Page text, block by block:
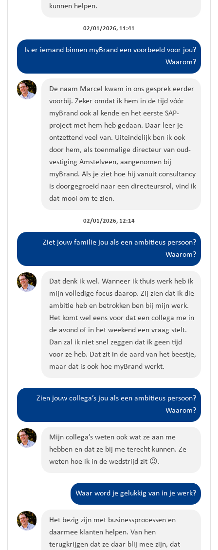
kunnen helpen.
02/01/2026, 11:41
Is er iemand binnen myBrand een voorbeeld voor jou?
Waarom?
De naam Marcel kwam in ons gesprek eerder
voorbij. Zeker omdat ik hem in de tijd vóór
myBrand ook al kende en het eerste SAP-
project met hem heb gedaan. Daar leer je
ontzettend veel van. Uiteindelijk ben ik ook
door hem, als toenmalige directeur van oud-
vestiging Amstelveen, aangenomen bij
myBrand. Als je ziet hoe hij vanuit consultancy
is doorgegroeid naar een directeursrol , vind ik
dat mooi om te zien.
02/01/2026, 12:14
Ziet jouw familie jou als een ambitieus persoon?
Waarom?
Dat denk ik wel. Wanneer ik thuis werk heb ik
mijn volledige focus daarop. Zij zien dat ik die
ambitie heb en betrokken ben bij mijn werk.
Het komt wel eens voor dat een collega me in
de avond of in het weekend een vraag stelt.
Dan zal ik niet snel zeggen dat ik geen tijd
voor ze heb. Dat zit in de aard van het beestje,
maar dat is ook hoe myBrand werkt.
Zien jouw collega’s jou als een ambitieus persoon?
Waarom?
Mijn collega’s weten ook wat ze aan me
hebben en dat ze bij me terecht kunnen. Ze
weten hoe ik in de wedstrijd zit 😉.
Waar word je gelukkig van in je werk?
Het bezig zijn met businessprocessen en
daarmee klanten helpen. Van hen
terugkrijgen dat ze daar blij mee zijn, dat